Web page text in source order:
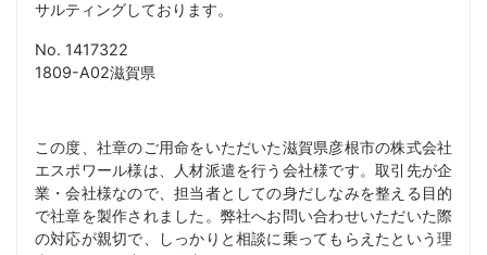
サルティングしております。
No. 1417322
1809-A02滋賀県
この度、社章のご用命をいただいた滋賀県彦根市の株式会社
エスポワール様は、人材派遣を行う会社様です。取引先が企
業・会社様なので、担当者としての身だしなみを整える目的
で社章を製作されました。弊社へお問い合わせいただいた際
の対応が親切で、しっかりと相談に乗ってもらえたという理